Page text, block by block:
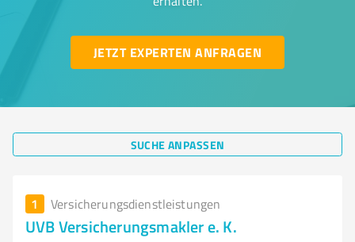
JETZT EXPERTEN ANFRAGEN
SUCHE ANPASSEN
1 Versicherungsdienstleistungen
UVB Versicherungsmakler e. K.